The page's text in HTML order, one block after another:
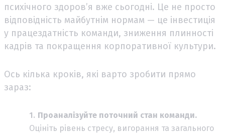
психічного здоров’я вже сьогодні. Це не просто
відповідність майбутнім нормам — це інвестиція
у працездатність команди, зниження плинності
кадрів та покращення корпоративної культури.
Ось кілька кроків, які варто зробити прямо
зараз:
Проаналізуйте поточний стан команди.
Оцініть рівень стресу, вигорання та загального